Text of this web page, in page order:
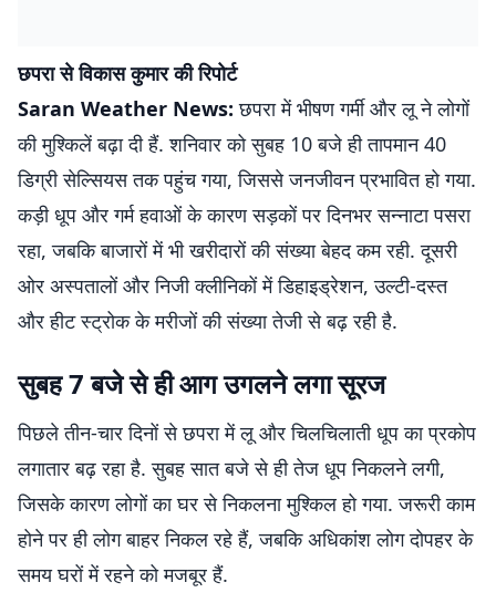
छपरा से विकास कुमार की रिपोर्ट
Saran Weather News:छपरा में भीषण गर्मी और लू ने लोगों
की मुश्किलें बढ़ा दी हैं. शनिवार को सुबह 10 बजे ही तापमान 40
डिग्री सेल्सियस तक पहुंच गया, जिससे जनजीवन प्रभावित हो गया.
कड़ी धूप और गर्म हवाओं के कारण सड़कों पर दिनभर सन्नाटा पसरा
रहा, जबकि बाजारों में भी खरीदारों की संख्या बेहद कम रही. दूसरी
ओर अस्पतालों और निजी क्लीनिकों में डिहाइड्रेशन, उल्टी-दस्त
और हीट स्ट्रोक के मरीजों की संख्या तेजी से बढ़ रही है.
सुबह 7 बजे से ही आग उगलने लगा सूरज
पिछले तीन-चार दिनों से छपरा में लू और चिलचिलाती धूप का प्रकोप
लगातार बढ़ रहा है. सुबह सात बजे से ही तेज धूप निकलने लगी,
जिसके कारण लोगों का घर से निकलना मुश्किल हो गया. जरूरी काम
होने पर ही लोग बाहर निकल रहे हैं, जबकि अधिकांश लोग दोपहर के
समय घरों में रहने को मजबूर हैं.